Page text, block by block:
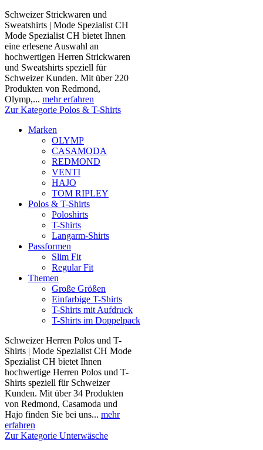
Schweizer Strickwaren und
Sweatshirts | Mode Spezialist CH
Mode Spezialist CH bietet Ihnen
eine erlesene Auswahl an
hochwertigen Herren Strickwaren
und Sweatshirts speziell für
Schweizer Kunden. Mit über 220
Produkten von Redmond,
Olymp,... mehr erfahren
Zur Kategorie Polos & T-Shirts
Marken
OLYMP
CASAMODA
REDMOND
VENTI
HAJO
TOM RIPLEY
Polos & T-Shirts
Poloshirts
T-Shirts
Langarm-Shirts
Passformen
Slim Fit
Regular Fit
Themen
Große Größen
Einfarbige T-Shirts
T-Shirts mit Aufdruck
T-Shirts im Doppelpack
Schweizer Herren Polos und T-
Shirts | Mode Spezialist CH Mode
Spezialist CH bietet Ihnen
hochwertige Herren Polos und T-
Shirts speziell für Schweizer
Kunden. Mit über 34 Produkten
von Redmond, Casamoda und
Hajo finden Sie bei uns... mehr
erfahren
Zur Kategorie Unterwäsche